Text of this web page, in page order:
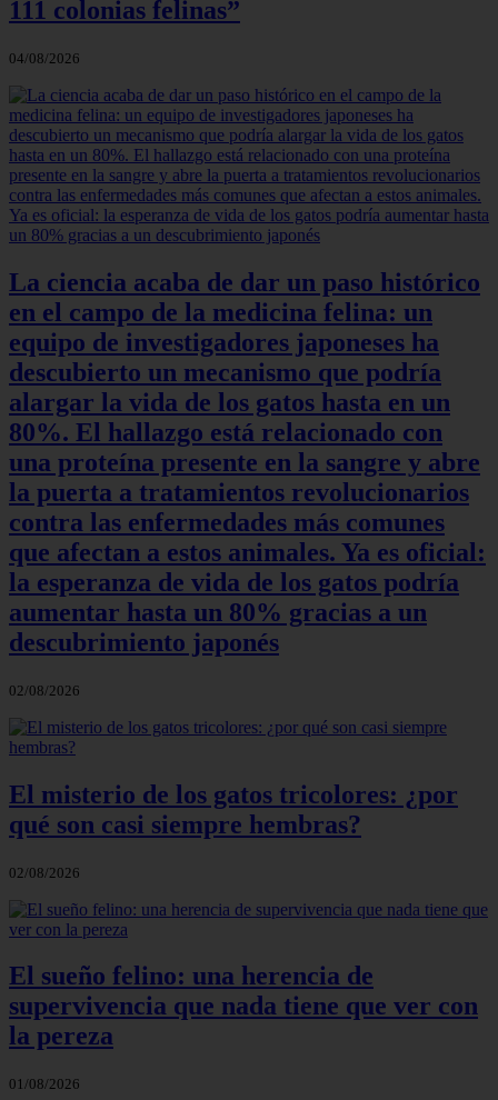
111 colonias felinas”
04/08/2026
La ciencia acaba de dar un paso histórico
en el campo de la medicina felina: un
equipo de investigadores japoneses ha
descubierto un mecanismo que podría
alargar la vida de los gatos hasta en un
80%. El hallazgo está relacionado con
una proteína presente en la sangre y abre
la puerta a tratamientos revolucionarios
contra las enfermedades más comunes
que afectan a estos animales. Ya es oficial:
la esperanza de vida de los gatos podría
aumentar hasta un 80% gracias a un
descubrimiento japonés
02/08/2026
El misterio de los gatos tricolores: ¿por
qué son casi siempre hembras?
02/08/2026
El sueño felino: una herencia de
supervivencia que nada tiene que ver con
la pereza
01/08/2026